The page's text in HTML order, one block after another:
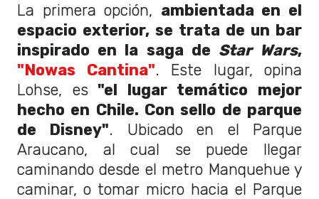
La primera opción, ambientada en el
espacio exterior, se trata de un bar
inspirado en la saga de Star Wars,
"Nowas Cantina". Este lugar, opina
Lohse, es"el lugar temático mejor
hecho en Chile. Con sello de parque
de Disney". Ubicado en el Parque
Araucano, al cual se puede llegar
caminando desde el metro Manquehue y
caminar, o tomar micro hacia el Parque